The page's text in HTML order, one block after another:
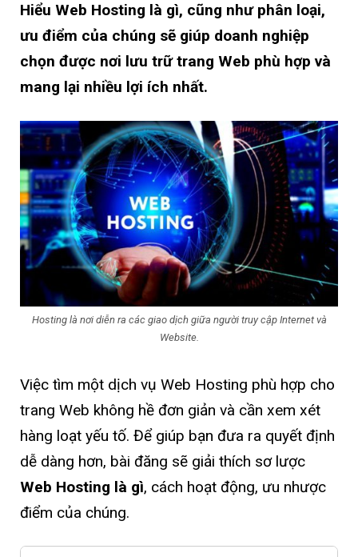
Hiểu Web Hosting là gì, cũng như phân loại,
ưu điểm của chúng sẽ giúp doanh nghiệp
chọn được nơi lưu trữ trang Web phù hợp và
mang lại nhiều lợi ích nhất.
Hosting là nơi diễn ra các giao dịch giữa người truy cập Internet và
Website.
Việc tìm một dịch vụ Web Hosting phù hợp cho
trang Web không hề đơn giản và cần xem xét
hàng loạt yếu tố. Để giúp bạn đưa ra quyết định
dễ dàng hơn, bài đăng sẽ giải thích sơ lược
Web Hosting là gì, cách hoạt động, ưu nhược
điểm của chúng.